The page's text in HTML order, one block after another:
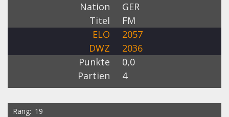
Nation
GER
Titel
FM
ELO
2057
DWZ
2036
Punkte
0,0
Partien
4
Rang 19